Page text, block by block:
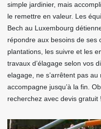
simple jardinier, mais
le remettre en valeur. Les
Bech au Luxembourg
répondre aux besoins de ses
plantations, les suivre et les
travaux d’élagage selon vos
elagage, ne s’arrêtent pas
accompagne jusqu’à la fin.
recherchez avec devis gratuit !